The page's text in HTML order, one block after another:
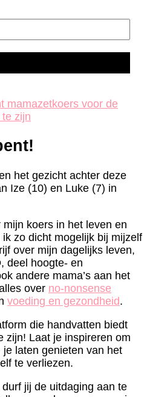
het gezicht achter deze
Ize (10) en Luke (7) in
koers in het leven en
zo dicht mogelijk bij mijzelf
over mijn dagelijks leven,
deel hoogte- en
andere mama’s aan het
over no-nonsense
voeding en gezondheid.
die handvatten biedt
zijn! Laat je inspireren om
je laten genieten van het
te verliezen.
jij de uitdaging aan te